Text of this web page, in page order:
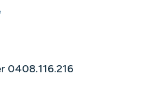
0408.116.216